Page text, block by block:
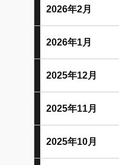
2026年2月
2026年1月
2025年12月
2025年11月
2025年10月